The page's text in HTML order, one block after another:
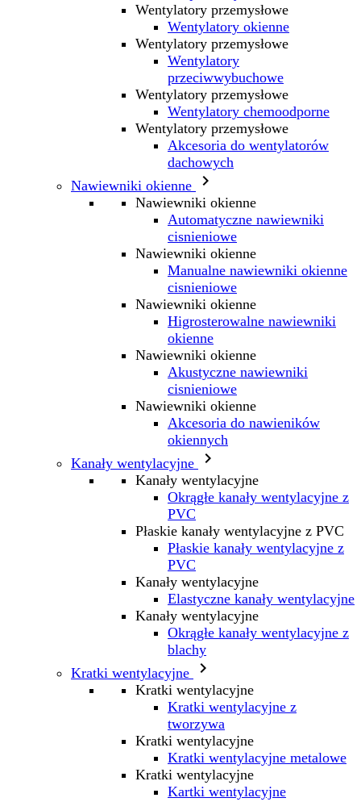
Wentylatory przemysłowe
Wentylatory okienne
Wentylatory przemysłowe
Wentylatory
przeciwwybuchowe
Wentylatory przemysłowe
Wentylatory chemoodporne
Wentylatory przemysłowe
Akcesoria do wentylatorów
dachowych
Nawiewniki okienne

Nawiewniki okienne
Automatyczne nawiewniki
cisnieniowe
Nawiewniki okienne
Manualne nawiewniki okienne
cisnieniowe
Nawiewniki okienne
Higrosterowalne nawiewniki
okienne
Nawiewniki okienne
Akustyczne nawiewniki
cisnieniowe
Nawiewniki okienne
Akcesoria do nawieników
okiennych
Kanały wentylacyjne

Kanały wentylacyjne
Okrągłe kanały wentylacyjne z
PVC
Płaskie kanały wentylacyjne z PVC
Płaskie kanały wentylacyjne z
PVC
Kanały wentylacyjne
Elastyczne kanały wentylacyjne
Kanały wentylacyjne
Okrągłe kanały wentylacyjne z
blachy
Kratki wentylacyjne

Kratki wentylacyjne
Kratki wentylacyjne z
tworzywa
Kratki wentylacyjne
Kratki wentylacyjne metalowe
Kratki wentylacyjne
Kartki wentylacyjne